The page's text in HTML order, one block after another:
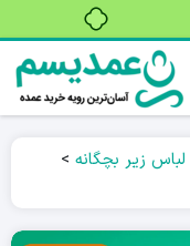
لباس زیر بچگانه >